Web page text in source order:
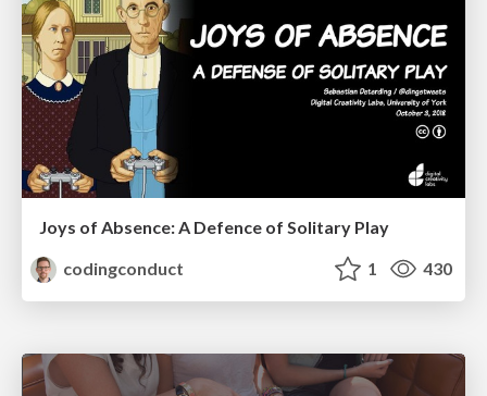
Joys of Absence: A Defence of Solitary Play
codingconduct
1 430